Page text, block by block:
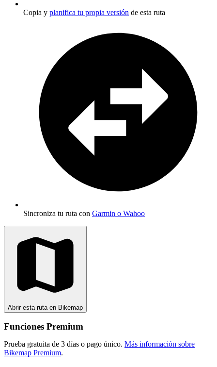
Copia y planifica tu propia versión de esta ruta
Sincroniza tu ruta con Garmin o Wahoo
Abrir esta ruta en Bikemap
Funciones Premium
Prueba gratuita de 3 días o pago único. Más información sobre
Bikemap Premium.